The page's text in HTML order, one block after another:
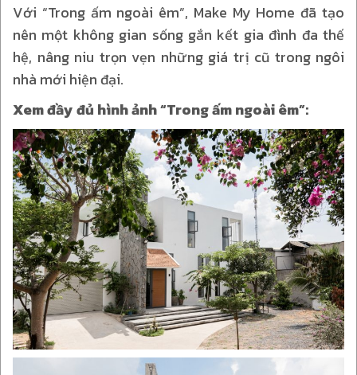
Với “Trong ấm ngoài êm”, Make My Home đã tạo
nên một không gian sống gắn kết gia đình đa thế
hệ, nâng niu trọn vẹn những giá trị cũ trong ngôi
nhà mới hiện đại.
Xem đầy đủ hình ảnh “Trong ấm ngoài êm”: